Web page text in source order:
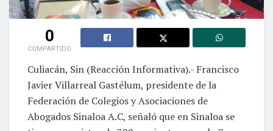
0
Culiacán, Sin (Reacción Informativa).- Francisco
Javier Villarreal Gastélum, presidente de la
Federación de Colegios y Asociaciones de
Abogados Sinaloa A.C, señaló que en Sinaloa se